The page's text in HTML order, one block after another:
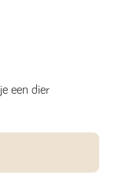
een dier